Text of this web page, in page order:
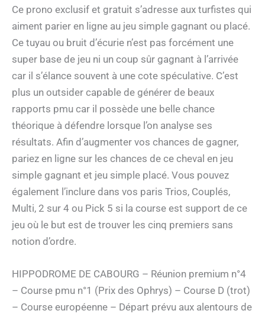
Ce prono exclusif et gratuit s’adresse aux turfistes qui
aiment parier en ligne au jeu simple gagnant ou placé.
Ce tuyau ou bruit d’écurie n’est pas forcément une
super base de jeu ni un coup sûr gagnant à l’arrivée
car il s’élance souvent à une cote spéculative. C’est
plus un outsider capable de générer de beaux
rapports pmu car il possède une belle chance
théorique à défendre lorsque l’on analyse ses
résultats. Afin d’augmenter vos chances de gagner,
pariez en ligne sur les chances de ce cheval en jeu
simple gagnant et jeu simple placé. Vous pouvez
également l’inclure dans vos paris Trios, Couplés,
Multi, 2 sur 4 ou Pick 5 si la course est support de ce
jeu où le but est de trouver les cinq premiers sans
notion d’ordre.
HIPPODROME DE CABOURG – Réunion premium n°4
– Course pmu n°1 (Prix des Ophrys) – Course D (trot)
– Course européenne – Départ prévu aux alentours de